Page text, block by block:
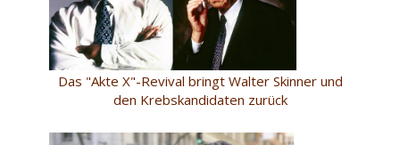
Das "Akte X"-Revival bringt Walter Skinner und
den Krebskandidaten zurück